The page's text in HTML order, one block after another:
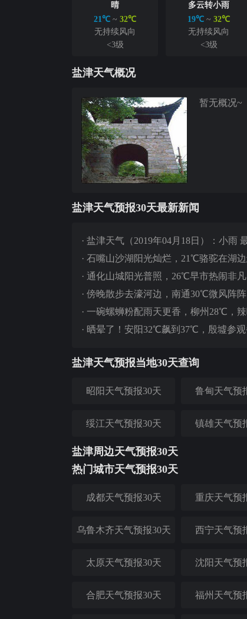
晴
21℃ ~ 32℃
无持续风向
<3级
多云转小雨
19℃ ~ 32℃
无持续风向
<3级
盐津天气概况
暂无概况~
盐津天气预报30天最新新闻
· 盐津天气（2019年04月18日）：小雨
· 石嘴山沙湖阳光灿烂，21℃骆驼在湖
· 通化山城阳光普照，26℃早市热闹非凡
· 傍晚散步去濠河边，南通30℃微风阵
· 一碗螺蛳粉配雨天更香，柳州28℃，
· 晒晕了！安阳32℃飙到37℃，殷墟参
盐津天气预报当地30天查询
昭阳天气预报30天 鲁甸天气预
绥江天气预报30天 镇雄天气预
盐津周边天气预报30天
热门城市天气预报30天
成都天气预报30天 重庆天气预
乌鲁木齐天气预报30天 西宁天气预
太原天气预报30天 沈阳天气预
合肥天气预报30天 福州天气预